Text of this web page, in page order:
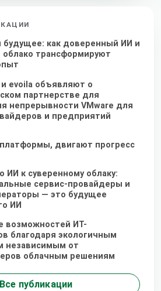
будущее: как доверенный ИИ и
облако трансформируют
и evoila объявляют о
партнерстве для
непрерывности VMware для
и предприятий
двигают прогресс
ИИ к суверенному облаку:
сервис-провайдеры и
— это будущее
ИИ
возможностей ИТ-
благодаря экологичным
независимым от
облачным решениям
Все публикации